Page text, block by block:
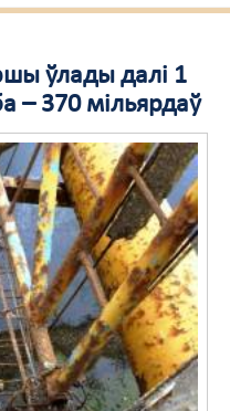
ўлады далі 1
– 370 мільярдаў